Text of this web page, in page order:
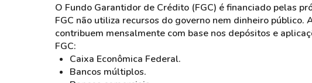
O Fundo Garantidor de Crédito (FGC) é financiado pelas
FGC não utiliza recursos do governo nem dinheiro
contribuem mensalmente com base nos depósitos e
FGC:
Caixa Econômica Federal.
Bancos múltiplos.